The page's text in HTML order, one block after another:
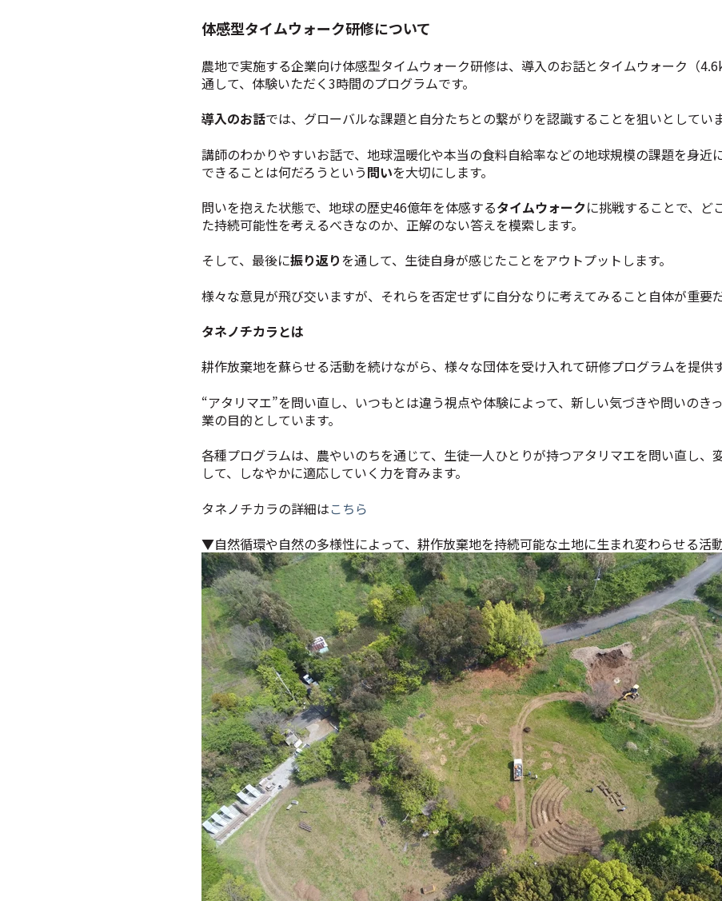
体感型タイムウォーク研修について
農地で実施する企業向け体感型タイムウォーク研修は、導入のお話とタイムウォーク（
通して、体験いただく3時間のプログラムです。
導入のお話では、グローバルな課題と自分たちとの繋がりを認識することを狙いとしていま
講師のわかりやすいお話で、地球温暖化や本当の食料自給率などの地球規模の課題を身近
できることは何だろうという問いを大切にします。
問いを抱えた状態で、地球の歴史46億年を体感するタイムウォークに挑戦することで、ど
た持続可能性を考えるべきなのか、正解のない答えを模索します。
そして、最後に振り返りを通して、生徒自身が感じたことをアウトプットします。
様々な意見が飛び交いますが、それらを否定せずに自分なりに考えてみること自体が重要
タネノチカラとは
耕作放棄地を蘇らせる活動を続けながら、様々な団体を受け入れて研修プログラムを提供
“アタリマエ”を問い直し、いつもとは違う視点や体験によって、新しい気づきや問いのき
業の目的としています。
各種プログラムは、農やいのちを通じて、生徒一人ひとりが持つアタリマエを問い直し、
して、しなやかに適応していく力を育みます。
タネノチカラの詳細はこちら
▼自然循環や自然の多様性によって、耕作放棄地を持続可能な土地に生まれ変わらせる活